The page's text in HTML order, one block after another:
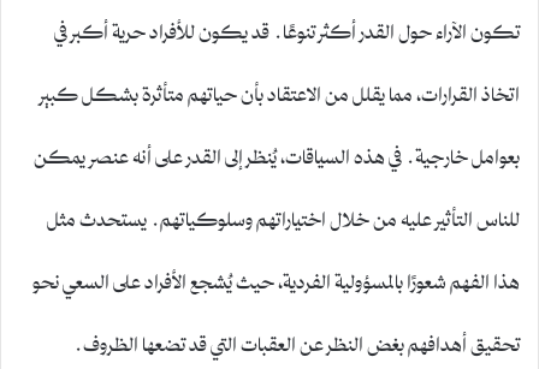
تكون الآراء حول القدر أكثر تنوعًا. قد يكون للأفراد حرية أكبر في
اتخاذ القرارات، مما يقلل من الاعتقاد بأن حياتهم متأثرة بشكل كبير
بعوامل خارجية. في هذه السياقات، يُنظر إلى القدر على أنه عنصر يمكن
للناس التأثير عليه من خلال اختياراتهم وسلوكياتهم. يستحدث مثل
هذا الفهم شعورًا بالمسؤولية الفردية، حيث يُشجع الأفراد على السعي نحو
تحقيق أهدافهم بغض النظر عن العقبات التي قد تضعها الظروف.